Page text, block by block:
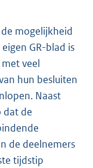
mogelijkheid
GR-blad is
veel
hun besluiten
Naast
dat de
de deelnemers
tijdstip